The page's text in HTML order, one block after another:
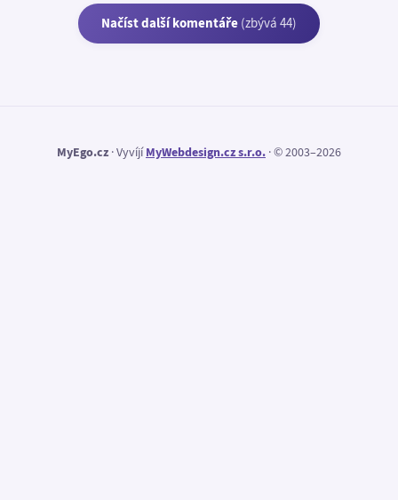
Načíst další komentáře (zbývá 44)
MyEgo.cz · VyvíjíMyWebdesign.cz s.r.o. · © 2003–2026